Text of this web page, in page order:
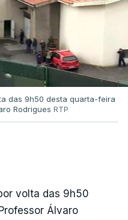
das 9h50 desta quarta-feira
Rodrigues RTP
volta das 9h50
Álvaro